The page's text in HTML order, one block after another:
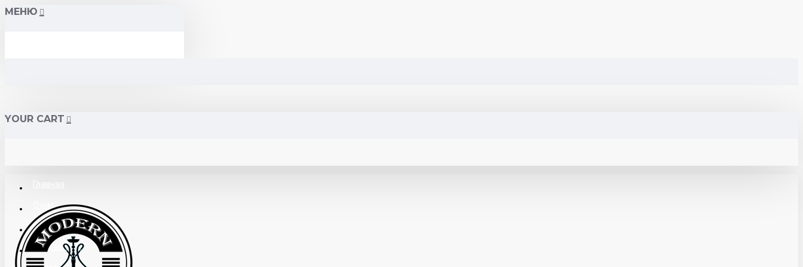
МЕНЮ
YOUR CART
Поставщикам
Доставка